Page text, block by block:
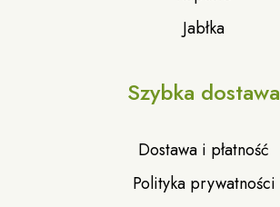
Jabłka
Szybka dostawa
Dostawa i płatność
Polityka prywatności